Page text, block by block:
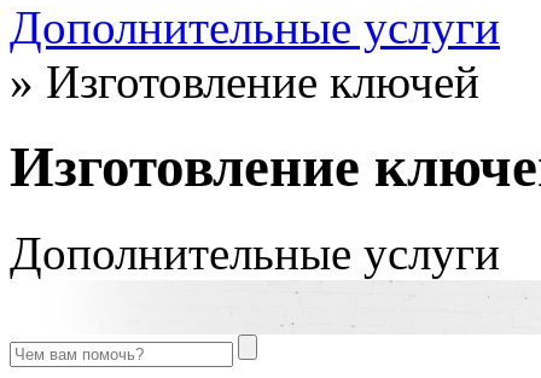
Дополнительные услуги
» Изготовление ключей
Изготовление
Дополнительные услуги